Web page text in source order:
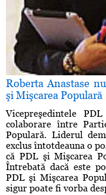
Roberta Anastase
şi Mişcarea Populară
Vicepreşedintele
colaborare între
Populară. Liderul
exclus întotdeauna o
că PDL şi Mişcarea
Întrebată dacă este
PDL şi Mişcarea
sigur poate fi vorba